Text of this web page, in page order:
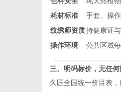
耗材标准
手套、操
纹绣师资质持健康证
操作环境
公共区域
三、明码标价，无任
久匠全国统一价目表